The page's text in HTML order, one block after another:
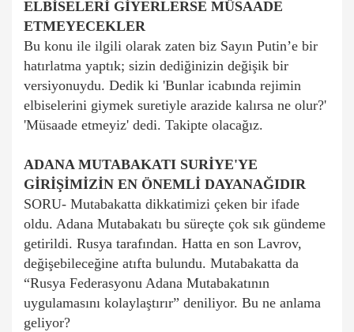
ELBİSELERİ GİYERLERSE MÜSAADE
ETMEYECEKLER
Bu konu ile ilgili olarak zaten biz Sayın Putin’e bir
hatırlatma yaptık; sizin dediğinizin değişik bir
versiyonuydu. Dedik ki 'Bunlar icabında rejimin
elbiselerini giymek suretiyle arazide kalırsa ne olur?'
'Müsaade etmeyiz' dedi. Takipte olacağız.
ADANA MUTABAKATI SURİYE'YE
GİRİŞİMİZİN EN ÖNEMLİ DAYANAĞIDIR
SORU- Mutabakatta dikkatimizi çeken bir ifade
oldu. Adana Mutabakatı bu süreçte çok sık gündeme
getirildi. Rusya tarafından. Hatta en son Lavrov,
değişebileceğine atıfta bulundu. Mutabakatta da
“Rusya Federasyonu Adana Mutabakatının
uygulamasını kolaylaştırır” deniliyor. Bu ne anlama
geliyor?